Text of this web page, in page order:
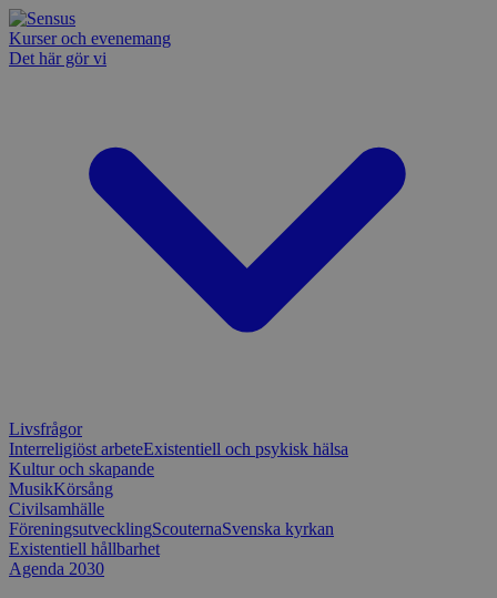
Kurser och evenemang
Det här gör vi
Livsfrågor
Interreligiöst arbeteExistentiell och psykisk hälsa
Kultur och skapande
MusikKörsång
Civilsamhälle
FöreningsutvecklingScouternaSvenska kyrkan
Existentiell hållbarhet
Agenda 2030